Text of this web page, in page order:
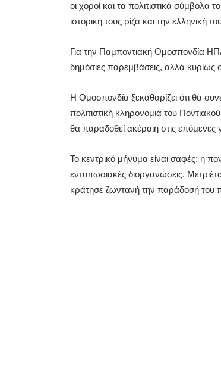
οι χοροί και τα πολιτιστικά
ιστορική τους ρίζα και την ελληνική
Για την Παμποντιακή Ομοσπονδία
δημόσιες παρεμβάσεις, αλλά κυρίως
Η Ομοσπονδία ξεκαθαρίζει ότι θα
πολιτιστική κληρονομιά του
θα παραδοθεί ακέραιη στις επόμενες
Το κεντρικό μήνυμα είναι σαφές: η
εντυπωσιακές διοργανώσεις.
κράτησε ζωντανή την παράδοσή του